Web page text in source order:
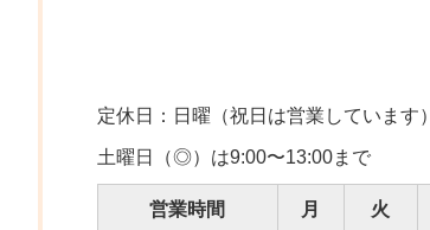
定休日：日曜（祝日は営業しています）
土曜日（◎）は9:00〜13:00まで
営業時間 月 火